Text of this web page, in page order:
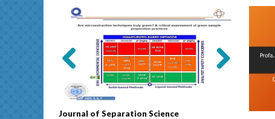
Journal of Separation Science
Previ
ous